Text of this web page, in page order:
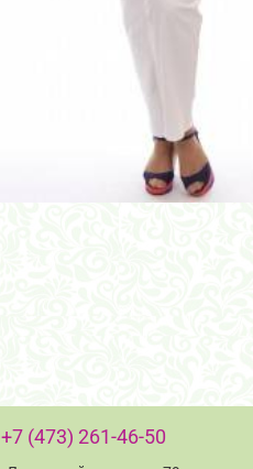
+7 (473) 261-46-50